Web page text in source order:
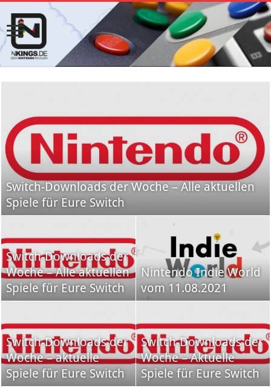
Switch-Downloads der Woche – Alle aktuellen
Spiele für Eure Switch
Switch-Downloads der
Woche – Alle aktuellen
Spiele für Eure Switch
Nintendo Indie World
vom 11.08.2021
Switch-Downloads der
Woche – aktuelle
Spiele für Eure Switch
Switch-Downloads der
Woche – Aktuelle
Spiele für Eure Switch